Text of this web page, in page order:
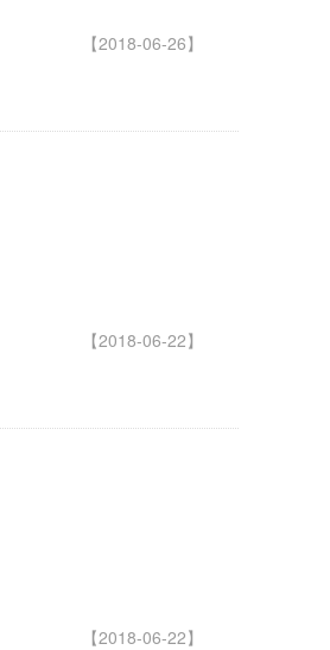
【2018-06-26】
【2018-06-22】
【2018-06-22】